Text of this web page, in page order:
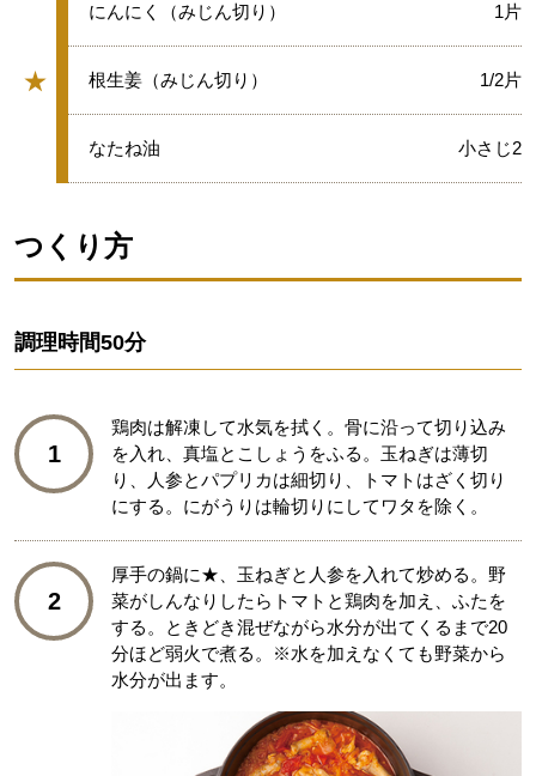
★
グループ
★
にんにく（みじん切り） 1片
★
根生姜（みじん切り） 1/2片
★
なたね油 小さじ2
つくり方
調理時間50分
1
鶏肉は解凍して水気を拭く。骨に沿って切り込み
を入れ、真塩とこしょうをふる。玉ねぎは薄切
り、人参とパプリカは細切り、トマトはざく切り
にする。にがうりは輪切りにしてワタを除く。
2
厚手の鍋に★、玉ねぎと人参を入れて炒める。野
菜がしんなりしたらトマトと鶏肉を加え、ふたを
する。ときどき混ぜながら水分が出てくるまで20
分ほど弱火で煮る。※水を加えなくても野菜から
水分が出ます。